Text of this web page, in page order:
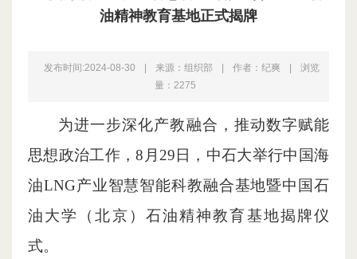
油精神教育基地正式揭牌
发布时间:2024-08-30 来源：组织部 作者：纪爽
浏览
量： 2275
为进一步深化产教融合，推动数字赋能
思想政治工作，8月29日，中石大举行中国海
油LNG产业智慧智能科教融合基地暨中国石
油大学（北京）石油精神教育基地揭牌仪
式。